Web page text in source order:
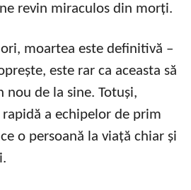
revin miraculos din morți.
moartea este definitivă –
este rar ca aceasta să
nou de la sine. Totuși,
a echipelor de prim
o persoană la viață chiar și